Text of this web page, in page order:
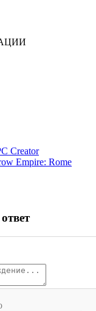
Creator
Empire: Rome